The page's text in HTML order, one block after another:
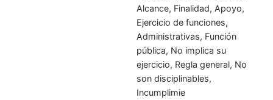
Alcance, Finalidad, Apoyo,
Ejercicio de funciones,
Administrativas, Función
pública, No implica su
ejercicio, Regla general, No
son disciplinables,
Incumplimie